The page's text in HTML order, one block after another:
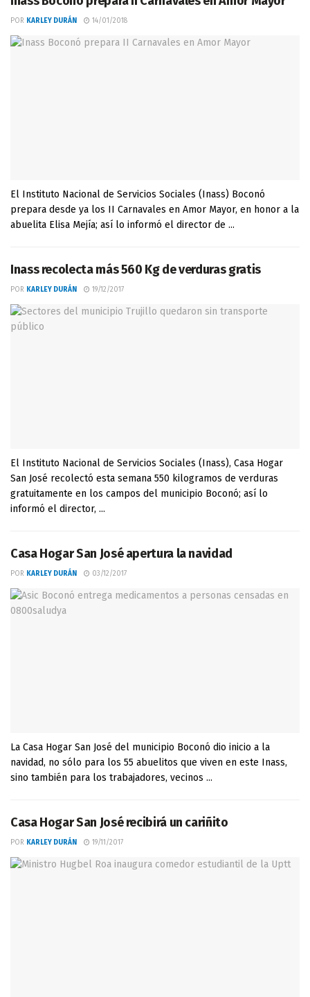
POR KARLEY DURÁN 14/01/2018
El Instituto Nacional de Servicios Sociales (Inass) Boconó
prepara desde ya los II Carnavales en Amor Mayor, en honor a la
abuelita Elisa Mejía; así lo informó el director de ...
Inass recolecta más 560 Kg de verduras gratis
POR KARLEY DURÁN 19/12/2017
El Instituto Nacional de Servicios Sociales (Inass), Casa Hogar
San José recolectó esta semana 550 kilogramos de verduras
gratuitamente en los campos del municipio Boconó; así lo
informó el director, ...
Casa Hogar San José apertura la navidad
POR KARLEY DURÁN 03/12/2017
La Casa Hogar San José del municipio Boconó dio inicio a la
navidad, no sólo para los 55 abuelitos que viven en este Inass,
sino también para los trabajadores, vecinos ...
Casa Hogar San José recibirá un cariñito
POR KARLEY DURÁN 19/11/2017